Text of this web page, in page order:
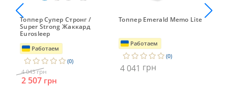
Топпер Супер Стронг /
Super Strong Жаккард
Eurosleep
Работаем
(0)
4 043грн
2 507 грн
Топпер Emerald Memo Lite
Работаем
(0)
4 041 грн